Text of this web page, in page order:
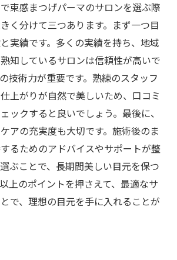
束感まつげパーマのサロンを選ぶ際
く分けて三つあります。まず一つ目
実績です。多くの実績を持ち、地域
知しているサロンは信頼性が高いで
技術力が重要です。熟練のスタッフ
上がりが自然で美しいため、口コミ
ックすると良いでしょう。最後に、
アの充実度も大切です。施術後のま
るためのアドバイスやサポートが整
ぶことで、長期間美しい目元を保つ
上のポイントを押さえて、最適なサ
で、理想の目元を手に入れることが